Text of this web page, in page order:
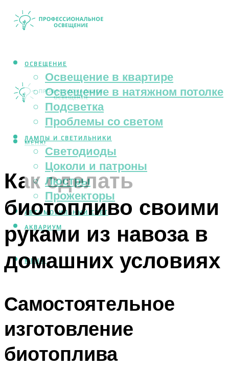
ОСВЕЩЕНИЕ
Освещение в квартире
Освещение в натяжном потолке
Подсветка
Проблемы со светом
ЛАМПЫ И СВЕТИЛЬНИКИ
Светодиоды
Цоколи и патроны
Люстры
Прожекторы
АВТОМОБИЛЬНЫЙ СВЕТ
АКВАРИУМ
МЕНЮ
МЕНЮ
Как сделать
биотопливо своими
руками из навоза в
домашних условиях
Самостоятельное
изготовление
биотоплива